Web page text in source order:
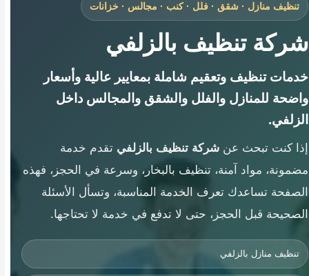
تنظيف منازل · شقق · فلل · كنب · مجالس · خزانات
شركة تنظيف بالزلفي
خدمات تنظيف وتعقيم شاملة بمعايير عالية وأسعار
واضحة للمنازل والفلل والشقق والمجالس داخل
الزلفي.
إذا كنت تبحث عن شركة تنظيف بالزلفي تقدم خدمة
مضمونة، مواد آمنة، تنظيف بالبخار، وسرعة في الحجز، فهذه
الصفحة تساعدك تعرف الخدمة المناسبة، وتسأل الأسئلة
الصحيحة قبل الحجز، حتى لا تدفع في خدمة لا تحتاجها.
تنظيف منازل بالزلفي